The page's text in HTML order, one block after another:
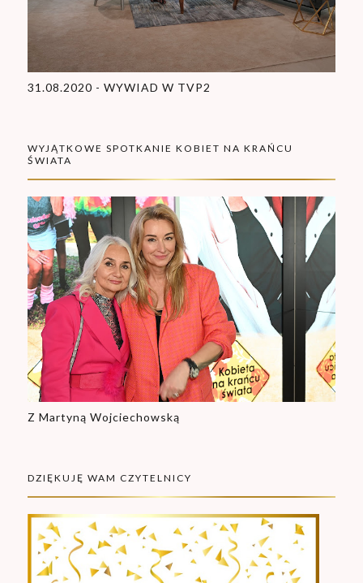
31.08.2020 - WYWIAD W TVP2
WYJĄTKOWE SPOTKANIE KOBIET NA KRAŃCU
ŚWIATA
Z Martyną Wojciechowską
DZIĘKUJĘ WAM CZYTELNICY